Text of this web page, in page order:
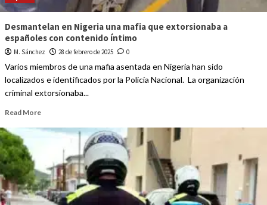
Desmantelan en Nigeria una mafia que extorsionaba a
españoles con contenido íntimo
M. Sánchez 28 de febrero de 2025 0
Varios miembros de una mafia asentada en Nigeria han sido
localizados e identificados por la Policía Nacional. La organización
criminal extorsionaba...
Read More